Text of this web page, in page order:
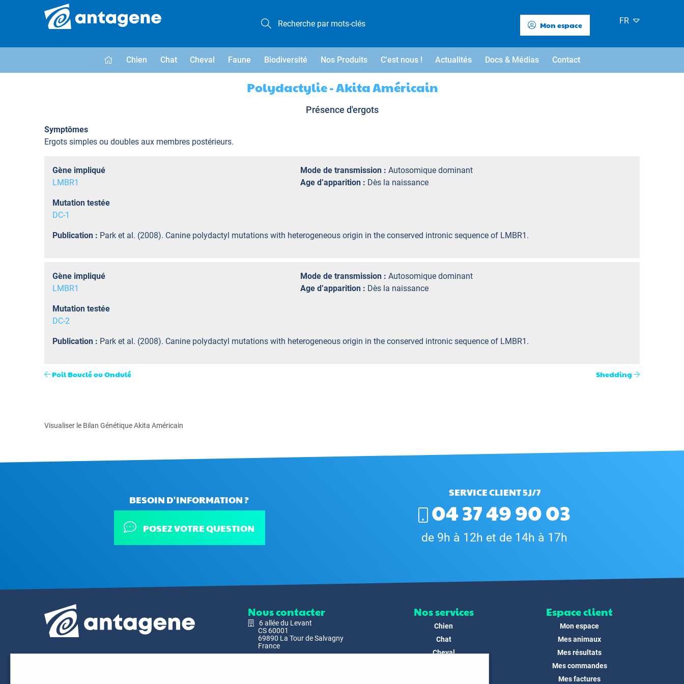
Mon espace FR
Chien Chat Cheval Faune Biodiversité Nos Produits C'est nous ! Actualités Docs & Médias Contact
Polydactylie - Akita Américain
Présence d'ergots
Symptômes
Ergots simples ou doubles aux membres postérieurs.
Gène impliqué
LMBR1
Mutation testée
DC-1
Mode de transmission : Autosomique dominant
Age d’apparition : Dès la naissance
Publication : Park et al. (2008). Canine polydactyl mutations with heterogeneous origin in the conserved intronic sequence of LMBR1.
Gène impliqué
LMBR1
Mutation testée
DC-2
Mode de transmission : Autosomique dominant
Age d’apparition : Dès la naissance
Publication : Park et al. (2008). Canine polydactyl mutations with heterogeneous origin in the conserved intronic sequence of LMBR1.
Poil Bouclé ou Ondulé Shedding
Visualiser le Bilan Génétique Akita Américain
BESOIN D'INFORMATION ?
POSEZ VOTRE QUESTION
SERVICE CLIENT 5J/7
04 37 49 90 03
de 9h à 12h et de 14h à 17h
Nous contacter
6 allée du Levant
CS 60001
69890 La Tour de Salvagny
France
Nos services
Chien
Chat
Cheval
Espace client
Mon espace
Mes animaux
Mes résultats
Mes commandes
Mes factures